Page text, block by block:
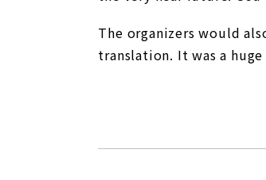
The organizers would
translation. It was a